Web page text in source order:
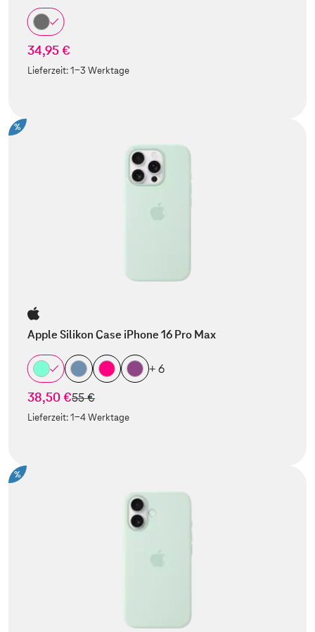
34,95 €
Lieferzeit:1-3 Werktage
%
Apple Silikon Case iPhone 16 Pro Max
+ 6
38,50 €statt
55 €
Lieferzeit:1-4 Werktage
%